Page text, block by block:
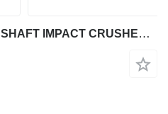
FABO VSI-700 VERTICAL SHAFT IMPACT CRUSHER | SAND MACHINE 150 TPH